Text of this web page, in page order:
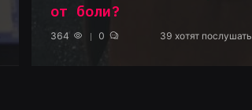
от боли?
364 0 39 хотят послушать